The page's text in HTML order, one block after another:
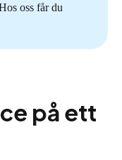
oss får du
på ett